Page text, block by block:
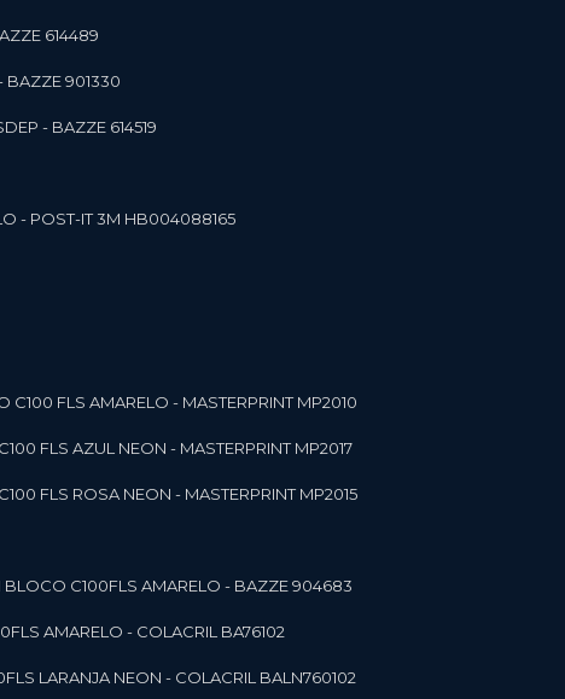
614489
BAZZE 901330
- BAZZE 614519
- POST-IT 3M HB004088165
C100 FLS AMARELO - MASTERPRINT MP2010
FLS AZUL NEON - MASTERPRINT MP2017
FLS ROSA NEON - MASTERPRINT MP2015
BLOCO C100FLS AMARELO - BAZZE 904683
AMARELO - COLACRIL BA76102
LARANJA NEON - COLACRIL BALN760102